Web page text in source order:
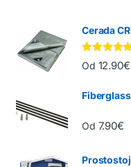
Cerada
Ocenjeno
5.00 od 5
Od 12.90€
Od 7.90€